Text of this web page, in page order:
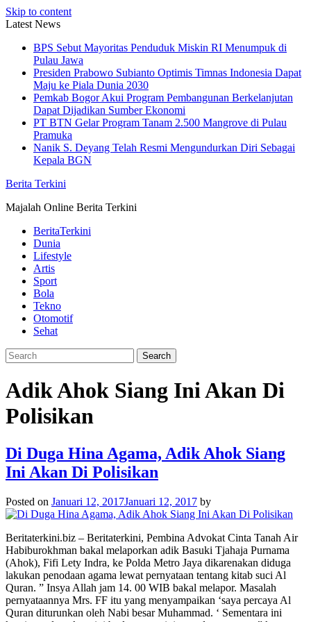
Skip to content
Latest News
BPS Sebut Mayoritas Penduduk Miskin RI Menumpuk di
Pulau Jawa
Presiden Prabowo Subianto Optimis Timnas Indonesia Dapat
Maju ke Piala Dunia 2030
Pemkab Bogor Akui Program Pembangunan Berkelanjutan
Dapat Dijadikan Sumber Ekonomi
PT BTN Gelar Program Tanam 2.500 Mangrove di Pulau
Pramuka
Nanik S. Deyang Telah Resmi Mengundurkan Diri Sebagai
Kepala BGN
Berita Terkini
Majalah Online Berita Terkini
BeritaTerkini
Dunia
Lifestyle
Artis
Sport
Bola
Tekno
Otomotif
Sehat
Adik Ahok Siang Ini Akan Di
Polisikan
Di Duga Hina Agama, Adik Ahok Siang
Ini Akan Di Polisikan
Posted on Januari 12, 2017Januari 12, 2017 by
Beritaterkini.biz – Beritaterkini, Pembina Advokat Cinta Tanah Air
Habiburokhman bakal melaporkan adik Basuki Tjahaja Purnama
(Ahok), Fifi Lety Indra, ke Polda Metro Jaya dikarenakan diduga
lakukan penodaan agama lewat pernyataan tentang kitab suci Al
Quran. ” Insya Allah jam 14. 00 WIB bakal melapor. Masalah
pernyataannya Mrs. FF itu yang menyampaikan ‘saya percaya Al
Quran diturunkan oleh Nabi besar Muhammad. ‘ Sementara ini